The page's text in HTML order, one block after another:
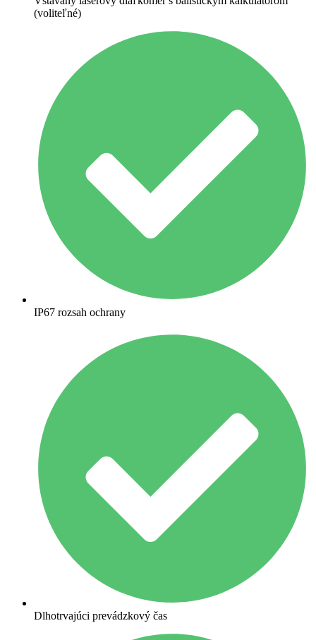
(voliteľné)
IP67 rozsah ochrany
Dlhotrvajúci prevádzkový čas